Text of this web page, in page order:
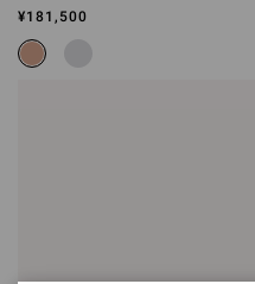
¥181,500